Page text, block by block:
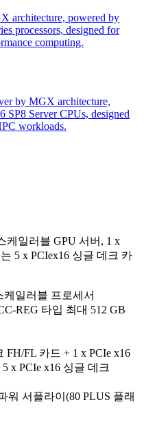
architecture, powered by
processors, designed for
computing.
by MGX architecture,
Server CPUs, designed
workloads.
일러블 GPU 서버, 1 x
5 x PCIex16 싱글 데크 카
일러블 프로세서
REG 타입 최대 512 GB
FH/FL 카드 + 1 x PCIe x16
x PCIe x16 싱글 데크
워 서플라이(80 PLUS 플래